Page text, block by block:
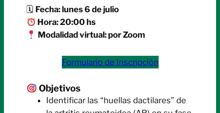
🗓 Fecha: lunes 6 de julio
Hora: 20:00 hs
Modalidad virtual: por Zoom
Formulario de Inscripción
Objetivos
Identificar las “huellas dactilares” de